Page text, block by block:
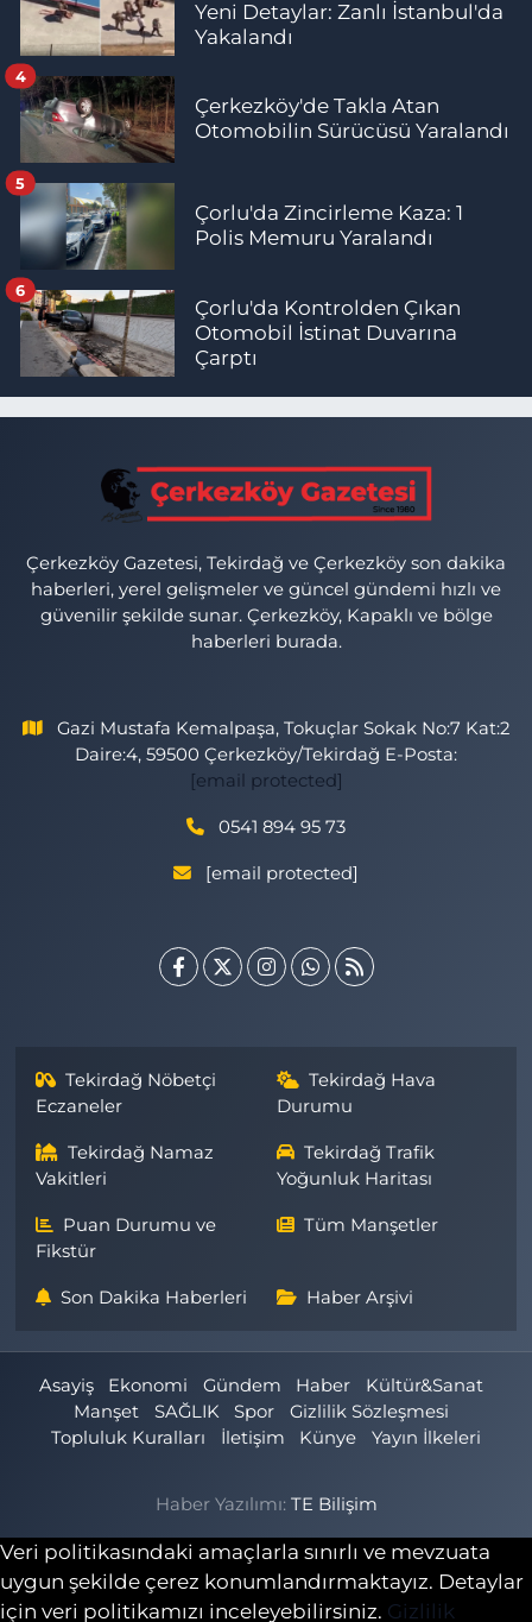
Yeni Detaylar: Zanlı İstanbul'da
Yakalandı
Çerkezköy'de Takla Atan
Otomobilin Sürücüsü Yaralandı
4
Çorlu'da Zincirleme Kaza: 1
Polis Memuru Yaralandı
5
Çorlu'da Kontrolden Çıkan
Otomobil İstinat Duvarına
Çarptı
6
Çerkezköy Gazetesi, Tekirdağ ve Çerkezköy son dakika
haberleri, yerel gelişmeler ve güncel gündemi hızlı ve
güvenilir şekilde sunar. Çerkezköy, Kapaklı ve bölge
haberleri burada.
Gazi Mustafa Kemalpaşa, Tokuçlar Sokak No:7 Kat:2
Daire:4, 59500 Çerkezköy/Tekirdağ E-Posta:
[email protected]
0541 894 95 73
[email protected]
Tekirdağ Nöbetçi
Eczaneler
Tekirdağ Hava
Durumu
Tekirdağ Namaz
Vakitleri
Tekirdağ Trafik
Yoğunluk Haritası
Puan Durumu ve
Fikstür
Tüm Manşetler
Son Dakika Haberleri Haber Arşivi
Asayiş Ekonomi Gündem Haber
Kültür&Sanat
Manşet
SAĞLIK Spor
Gizlilik Sözleşmesi
Topluluk Kuralları
İletişim Künye Yayın İlkeleri
Haber Yazılımı: TE Bilişim
Veri politikasındaki amaçlarla sınırlı ve mevzuata
uygun şekilde çerez konumlandırmaktayız. Detaylar
için veri politikamızı inceleyebilirsiniz. Gizlilik